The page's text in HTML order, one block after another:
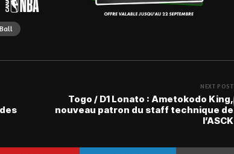
NEXT POST
Togo / D1 Lonato : Ametokodo King,
nouveau patron du staff technique de
l’ASCK